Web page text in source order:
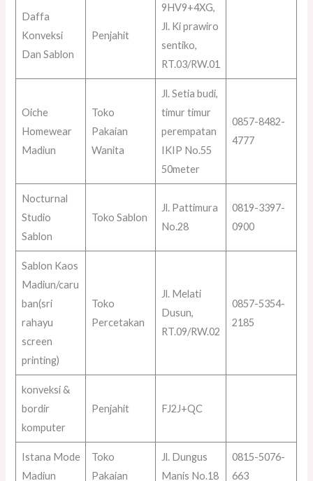
Daffa
Konveksi
Dan Sablon
Penjahit
9HV9+4XG,
Jl. Ki prawiro
sentiko,
RT.03/RW.01
Oiche
Homewear
Madiun
Toko
Pakaian
Wanita
Jl. Setia budi,
timur timur
perempatan
IKIP No.55
50meter
0857-8482-
4777
Nocturnal
Studio
Sablon
Toko Sablon
Jl. Pattimura
No.28
0819-3397-
0900
Sablon Kaos
Madiun/caru
ban(sri
rahayu
screen
printing)
Toko
Percetakan
Jl. Melati
Dusun,
RT.09/RW.02
0857-5354-
2185
konveksi &
bordir
komputer
Penjahit FJ2J+QC
Istana Mode
Madiun
Toko
Pakaian
Jl. Dungus
Manis No.18
0815-5076-
663